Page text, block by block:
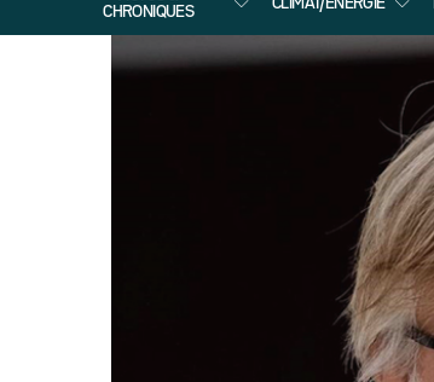
CHRONIQUES
CLIMAT/ENERGIE